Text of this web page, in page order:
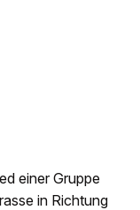
einer Gruppe
in Richtung